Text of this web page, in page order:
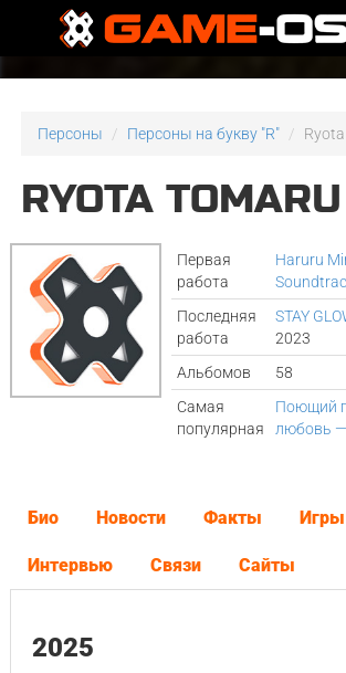
Персоны Персоны на букву "R"
RYOTA TOMARU
Первая
работа
Haruru
Последняя
работа
STAY
2023
Альбомов
58
Самая
популярная
Поющий
любовь
Био Новости Факты Игры
Интервью Связи Сайты
2025